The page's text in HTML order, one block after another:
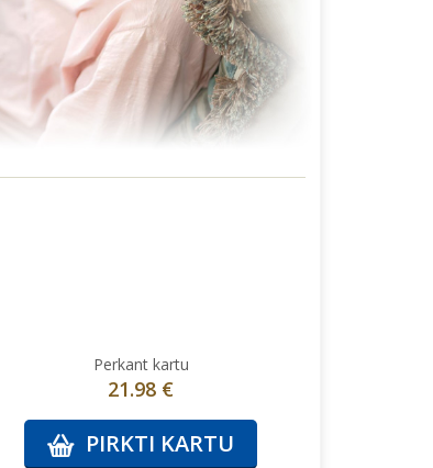
Perkant kartu
21.98 €
PIRKTI KARTU